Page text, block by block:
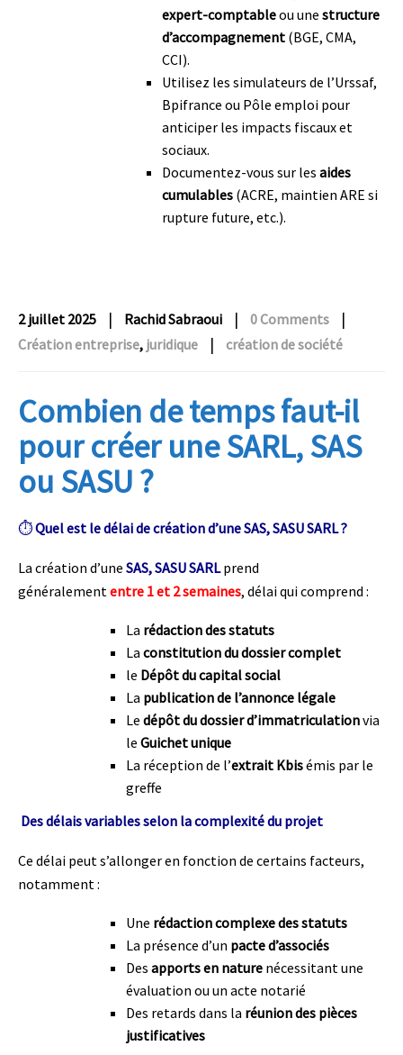
expert-comptableou une structure
d’accompagnement (BGE, CMA,
CCI).
Utilisez les simulateurs de l’Urssaf,
Bpifrance ou Pôle emploi pour
anticiper les impacts fiscaux et
sociaux.
Documentez-vous sur les aides
cumulables (ACRE, maintien ARE si
rupture future, etc.).
2 juillet 2025 | Rachid Sabraoui | 0 Comments |
Création entreprise, juridique | création de société
Combien de temps faut-il
pour créer une SARL, SAS
ou SASU ?
⏱️Quel est le délai de création d’une SAS, SASU SARL ?
La création d’une SAS, SASU SARLprend
généralemententre 1 et 2 semaines, délai qui comprend :
La rédaction des statuts
La constitution du dossier complet
le Dépôt du capital social
La publication de l’annonce légale
Le dépôt du dossier d’immatriculationvia
le Guichet unique
La réception de l’extrait Kbisémis par le
greffe
Des délais variables selon la complexité du projet
Ce délai peut s’allonger en fonction de certains facteurs,
notamment :
Une rédaction complexe des statuts
La présence d’un pacte d’associés
Des apports en nature nécessitant une
évaluation ou un acte notarié
Des retards dans la réunion des pièces
justificatives